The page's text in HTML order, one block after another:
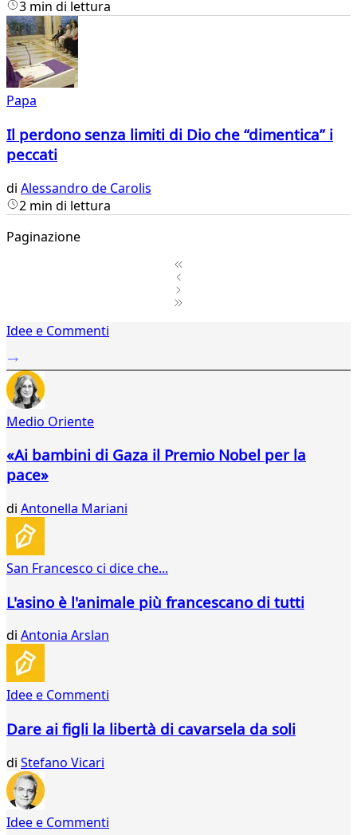
3 min di lettura
Papa
Il perdono senza limiti di Dio che “dimentica” i
peccati
di Alessandro de Carolis
2 min di lettura
Paginazione
2Idee e Commenti
Medio Oriente
«Ai bambini di Gaza il Premio Nobel per la
pace»
di Antonella Mariani
San Francesco ci dice che...
L'asino è l'animale più francescano di tutti
di Antonia Arslan
Idee e Commenti
Dare ai figli la libertà di cavarsela da soli
di Stefano Vicari
Idee e Commenti